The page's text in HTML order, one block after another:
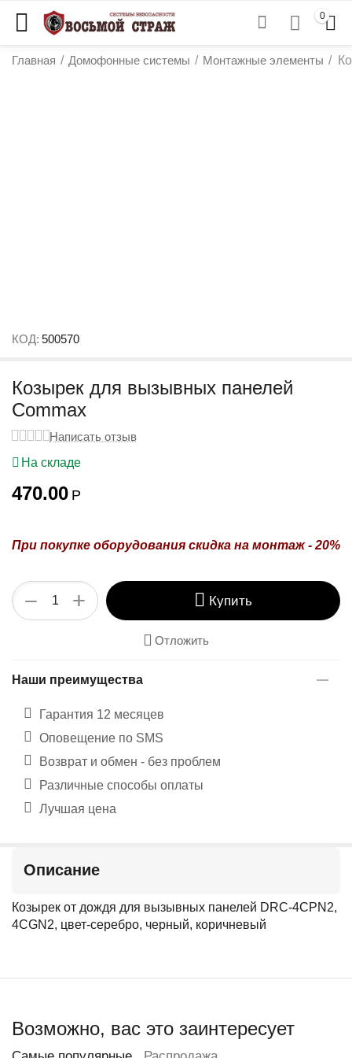
0
Главная / Домофонные системы / Монтажные элементы /
КОД: 500570
Козырек для вызывных панелей
Commax
Написать отзыв
На складе
470.00 Р
При покупке оборудования скидка на монтаж - 20%
+
− Купить
Отложить
Наши преимущества
Гарантия 12 месяцев
Оповещение по SMS
Возврат и обмен - без проблем
Различные способы оплаты
Лучшая цена
Описание
Козырек от дождя для вызывных панелей DRC-4CPN2,
4CGN2, цвет-серебро, черный, коричневый
Возможно, вас это заинтересует